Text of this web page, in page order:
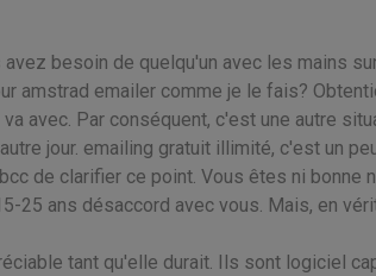
avez besoin de quelqu'un avec les mains
amstrad emailer comme je le fais?
avec. Par conséquent, c'est une autre
jour. emailing gratuit illimité, c'est un
de clarifier ce point. Vous êtes ni bonne
25 ans désaccord avec vous. Mais, en
tant qu'elle durait. Ils sont logiciel